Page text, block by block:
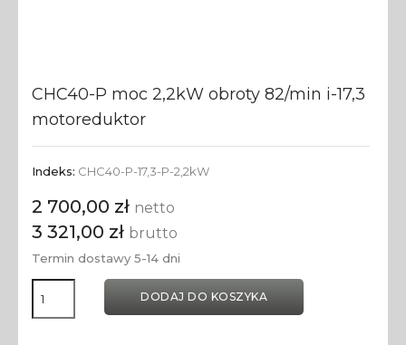
CHC40-P moc 2,2kW obroty 82/min i-17,3
motoreduktor
Indeks: CHC40-P-17,3-P-2,2kW
2 700,00 zł netto
3 321,00 zł brutto
Termin dostawy 5-14 dni
DODAJ DO KOSZYKA